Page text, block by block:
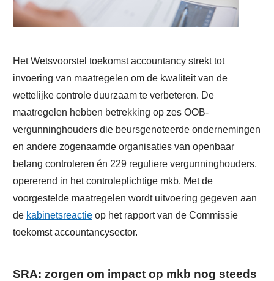
Het Wetsvoorstel toekomst accountancy strekt tot
invoering van maatregelen om de kwaliteit van de
wettelijke controle duurzaam te verbeteren. De
maatregelen hebben betrekking op zes OOB-
vergunninghouders die beursgenoteerde ondernemingen
en andere zogenaamde organisaties van openbaar
belang controleren én 229 reguliere vergunninghouders,
opererend in het controleplichtige mkb. Met de
voorgestelde maatregelen wordt uitvoering gegeven aan
de kabinetsreactie op het rapport van de Commissie
toekomst accountancysector.
SRA: zorgen om impact op mkb nog steeds